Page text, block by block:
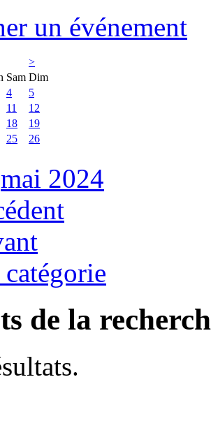
un événement
>
Sam Dim
4
5
11
12
18
19
25
26
mai 2024
de la